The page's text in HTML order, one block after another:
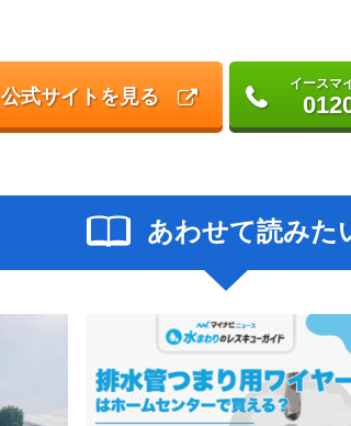
公式サイトを見る
イースマ
あわせて読みた